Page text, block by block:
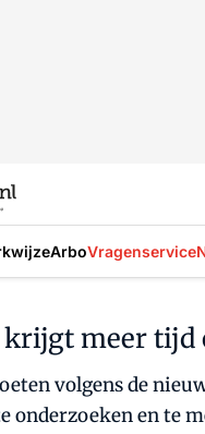
ArboVragenservice
meer tijd
volgens de
onderzoeken en te